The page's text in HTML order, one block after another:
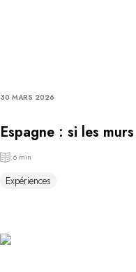
30 MARS 2026
Espagne : si les
6 min
Expériences